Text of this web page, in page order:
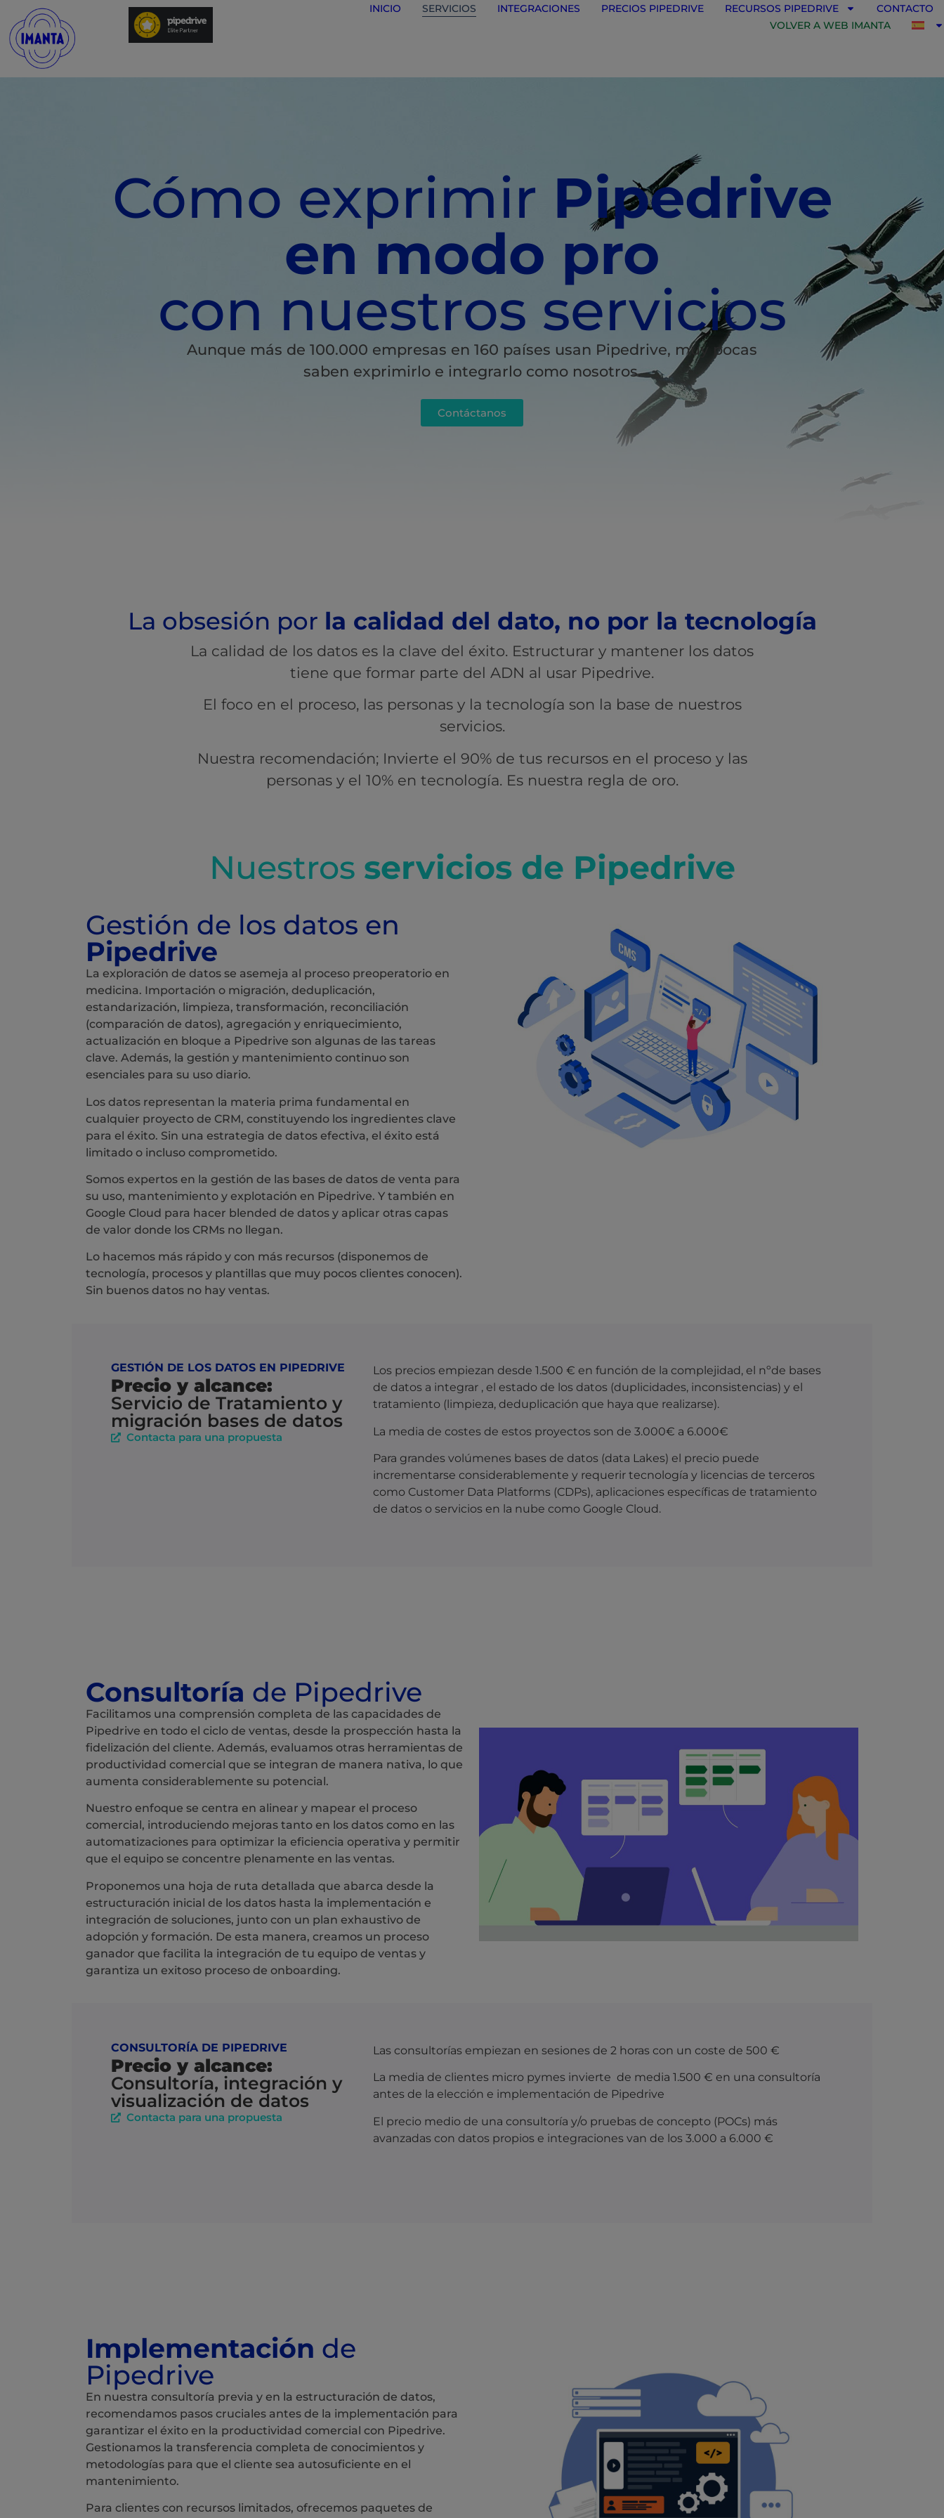
INICIO SERVICIOS INTEGRACIONES PRECIOS PIPEDRIVE RECURSOS PIPEDRIVE
CONTACTO
VOLVER A WEB IMANTA
Cómo exprimir Pipedrive
en modo pro
con nuestros servicios
Aunque más de 100.000 empresas en 160 países usan Pipedrive, muy pocas
saben exprimirlo e integrarlo como nosotros.
Contáctanos
La obsesión por la calidad del dato, no por la tecnología
La calidad de los datos es la clave del éxito. Estructurar y mantener los datos
tiene que formar parte del ADN al usar Pipedrive.
El foco en el proceso, las personas y la tecnología son la base de nuestros
servicios.
Nuestra recomendación; Invierte el 90% de tus recursos en el proceso y las
personas y el 10% en tecnología. Es nuestra regla de oro.
Nuestros servicios de Pipedrive
Gestión de los datos en
Pipedrive
La exploración de datos se asemeja al proceso preoperatorio en
medicina. Importación o migración, deduplicación,
estandarización, limpieza, transformación, reconciliación
(comparación de datos), agregación y enriquecimiento,
actualización en bloque a Pipedrive son algunas de las tareas
clave. Además, la gestión y mantenimiento continuo son
esenciales para su uso diario.
Los datos representan la materia prima fundamental en
cualquier proyecto de CRM, constituyendo los ingredientes clave
para el éxito. Sin una estrategia de datos efectiva, el éxito está
limitado o incluso comprometido.
Somos expertos en la gestión de las bases de datos de venta para
su uso, mantenimiento y explotación en Pipedrive. Y también en
Google Cloud para hacer blended de datos y aplicar otras capas
de valor donde los CRMs no llegan.
Lo hacemos más rápido y con más recursos (disponemos de
tecnología, procesos y plantillas que muy pocos clientes conocen).
Sin buenos datos no hay ventas.
GESTIÓN DE LOS DATOS EN PIPEDRIVE
Precio y alcance:
Servicio de Tratamiento y
migración bases de datos
Contacta para una propuesta
Los precios empiezan desde 1.500 € en función de la complejidad, el nºde bases
de datos a integrar , el estado de los datos (duplicidades, inconsistencias) y el
tratamiento (limpieza, deduplicación que haya que realizarse).
La media de costes de estos proyectos son de 3.000€ a 6.000€
Para grandes volúmenes bases de datos (data Lakes) el precio puede
incrementarse considerablemente y requerir tecnología y licencias de terceros
como Customer Data Platforms (CDPs), aplicaciones específicas de tratamiento
de datos o servicios en la nube como Google Cloud.
Consultoría de Pipedrive
Facilitamos una comprensión completa de las capacidades de
Pipedrive en todo el ciclo de ventas, desde la prospección hasta la
fidelización del cliente. Además, evaluamos otras herramientas de
productividad comercial que se integran de manera nativa, lo que
aumenta considerablemente su potencial.
Nuestro enfoque se centra en alinear y mapear el proceso
comercial, introduciendo mejoras tanto en los datos como en las
automatizaciones para optimizar la eficiencia operativa y permitir
que el equipo se concentre plenamente en las ventas.
Proponemos una hoja de ruta detallada que abarca desde la
estructuración inicial de los datos hasta la implementación e
integración de soluciones, junto con un plan exhaustivo de
adopción y formación. De esta manera, creamos un proceso
ganador que facilita la integración de tu equipo de ventas y
garantiza un exitoso proceso de onboarding.
CONSULTORÍA DE PIPEDRIVE
Precio y alcance:
Consultoría, integración y
visualización de datos
Contacta para una propuesta
Las consultorías empiezan en sesiones de 2 horas con un coste de 500 €
La media de clientes micro pymes invierte de media 1.500 € en una consultoría
antes de la elección e implementación de Pipedrive
El precio medio de una consultoría y/o pruebas de concepto (POCs) más
avanzadas con datos propios e integraciones van de los 3.000 a 6.000 €
Implementación de
Pipedrive
En nuestra consultoría previa y en la estructuración de datos,
recomendamos pasos cruciales antes de la implementación para
garantizar el éxito en la productividad comercial con Pipedrive.
Gestionamos la transferencia completa de conocimientos y
metodologías para que el cliente sea autosuficiente en el
mantenimiento.
Para clientes con recursos limitados, ofrecemos paquetes de